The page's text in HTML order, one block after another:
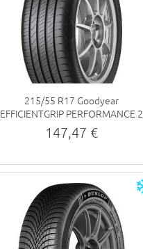
215/55 R17 Goodyear
EFFICIENTGRIP PERFORMANCE 2
94W
147,47 €